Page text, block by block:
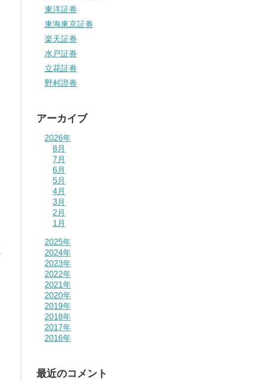
東洋証券
東海東京証券
楽天証券
水戸証券
立花証券
野村證券
アーカイブ
2026年
8月
7月
6月
5月
4月
3月
2月
1月
2025年
2024年
2023年
2022年
2021年
2020年
2019年
2018年
2017年
2016年
最近のコメント